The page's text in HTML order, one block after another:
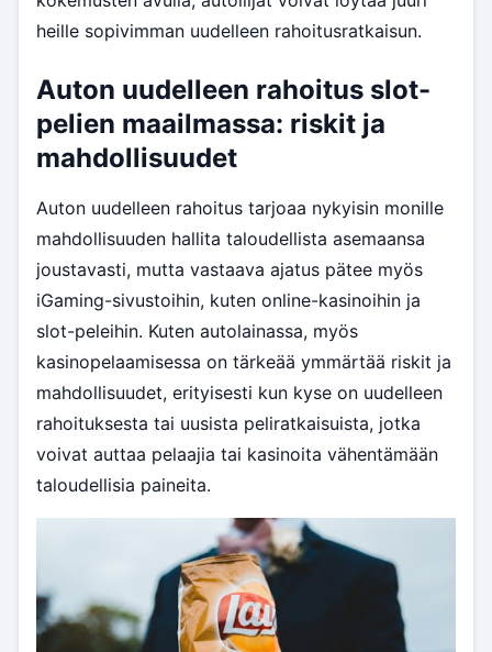
heille sopivimman uudelleen rahoitusratkaisun.
Auton uudelleen rahoitus slot-
pelien maailmassa: riskit ja
mahdollisuudet
Auton uudelleen rahoitus tarjoaa nykyisin monille
mahdollisuuden hallita taloudellista asemaansa
joustavasti, mutta vastaava ajatus pätee myös
iGaming-sivustoihin, kuten online-kasinoihin ja
slot-peleihin. Kuten autolainassa, myös
kasinopelaamisessa on tärkeää ymmärtää riskit ja
mahdollisuudet, erityisesti kun kyse on uudelleen
rahoituksesta tai uusista peliratkaisuista, jotka
voivat auttaa pelaajia tai kasinoita vähentämään
taloudellisia paineita.